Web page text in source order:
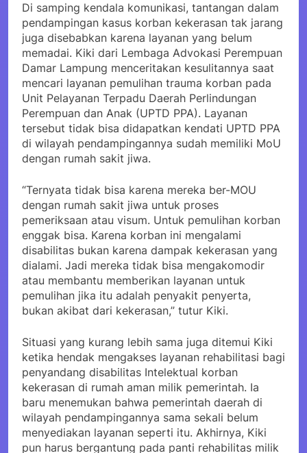
Di samping kendala komunikasi, tantangan dalam
pendampingan kasus korban kekerasan tak jarang
juga disebabkan karena layanan yang belum
memadai. Kiki dari Lembaga Advokasi Perempuan
Damar Lampung menceritakan kesulitannya saat
mencari layanan pemulihan trauma korban pada
Unit Pelayanan Terpadu Daerah Perlindungan
Perempuan dan Anak (UPTD PPA). Layanan
tersebut tidak bisa didapatkan kendati UPTD PPA
di wilayah pendampingannya sudah memiliki MoU
dengan rumah sakit jiwa.
“Ternyata tidak bisa karena mereka ber-MOU
dengan rumah sakit jiwa untuk proses
pemeriksaan atau visum. Untuk pemulihan korban
enggak bisa. Karena korban ini mengalami
disabilitas bukan karena dampak kekerasan yang
dialami. Jadi mereka tidak bisa mengakomodir
atau membantu memberikan layanan untuk
pemulihan jika itu adalah penyakit penyerta,
bukan akibat dari kekerasan,” tutur Kiki.
Situasi yang kurang lebih sama juga ditemui Kiki
ketika hendak mengakses layanan rehabilitasi bagi
penyandang disabilitas Intelektual korban
kekerasan di rumah aman milik pemerintah. Ia
baru menemukan bahwa pemerintah daerah di
wilayah pendampingannya sama sekali belum
menyediakan layanan seperti itu. Akhirnya, Kiki
pun harus bergantung pada panti rehabilitas milik